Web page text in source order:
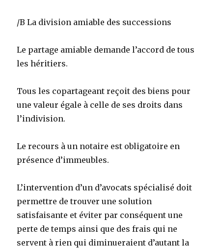
/B La division amiable des successions
Le partage amiable demande l’accord de tous
les héritiers.
Tous les copartageant reçoit des biens pour
une valeur égale à celle de ses droits dans
l’indivision.
Le recours à un notaire est obligatoire en
présence d’immeubles.
L’intervention d’un d’avocats spécialisé doit
permettre de trouver une solution
satisfaisante et éviter par conséquent une
perte de temps ainsi que des frais qui ne
servent à rien qui diminueraient d’autant la